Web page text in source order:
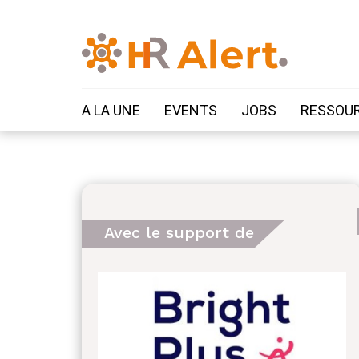
A LA UNE EVENTS JOBS
Avec le support de